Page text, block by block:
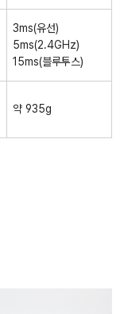
3ms(유선)
5ms(2.4GHz)
15ms(블루투스)
약 935g